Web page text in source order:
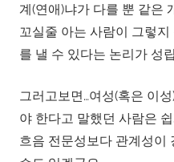
계(연애)냐가 다를 뿐 같은
꼬실줄 아는 사람이 그렇
를 낼 수 있다는 논리가 성
그러고보면…여성(혹은 이
야 한다고 말했던 사람은
흐음 전문성보다 관계성이